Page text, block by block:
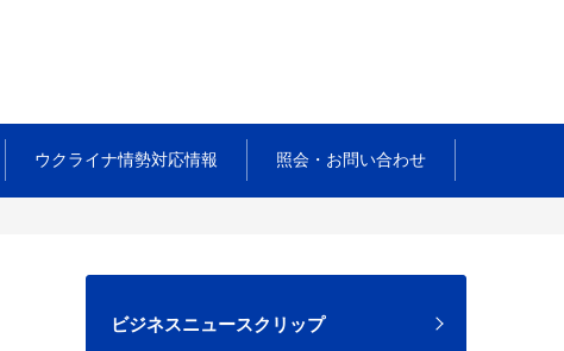
ウクライナ情勢対応情報 照会・お問い合わせ
ビジネスニュースクリップ